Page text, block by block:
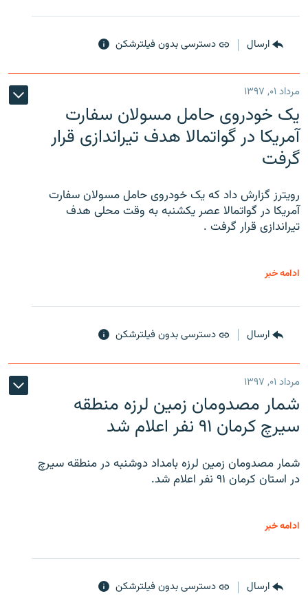
ارسال دسترسی بدون فیلترشکن
مرداد ۰۱, ۱۳۹۷
یک خودروی حامل مسولان سفارت
آمریکا در گواتمالا هدف تیراندازی قرار
گرفت
رویترز گزارش داد که یک خودروی حامل مسولان سفارت
آمریکا در گواتمالا عصر یکشنبه به وقت محلی هدف
تیراندازی قرار گرفت .
ادامه خبر
ارسال دسترسی بدون فیلترشکن
مرداد ۰۱, ۱۳۹۷
شمار مصدومان زمین لرزه منطقه
سیرچ کرمان ۹۱ نفر اعلام شد
شمار مصدومان زمین لرزه بامداد دوشنبه در منطقه سیرچ
در استان کرمان ۹۱ نفر اعلام شد.
ادامه خبر
ارسال دسترسی بدون فیلترشکن